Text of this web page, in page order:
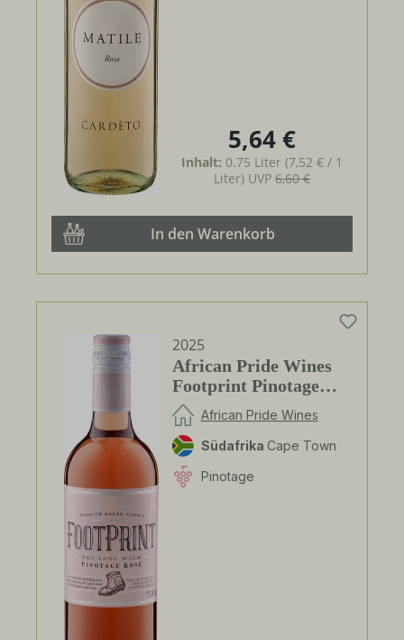
Regulärer Preis:
5,64 €
Inhalt: 0.75 Liter(7,52 € / 1
Liter) UVP6,60 €
In den Warenkorb
2025
African Pride Wines
Footprint Pinotage
RoséAfrican Pride Wines
Südafrika Cape Town
Pinotage